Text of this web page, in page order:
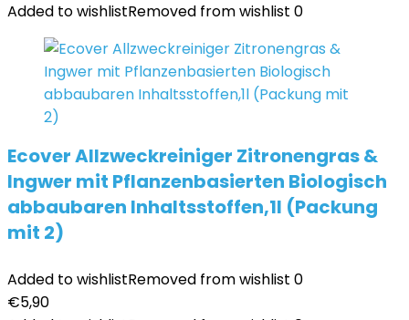
Added to wishlistRemoved from wishlist 0
Ecover Allzweckreiniger Zitronengras &
Ingwer mit Pflanzenbasierten Biologisch
abbaubaren Inhaltsstoffen,1l (Packung
mit 2)
Added to wishlistRemoved from wishlist 0
€5,90